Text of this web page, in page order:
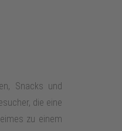
Snacks und
die eine
zu einem